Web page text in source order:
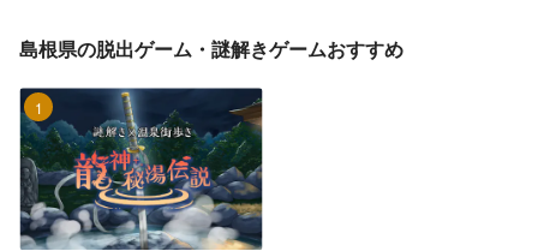
島根県の脱出ゲーム・謎解きゲームおすすめ